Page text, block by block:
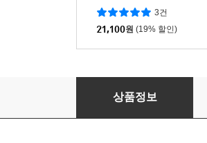
s for Violin Solo)
3건
21,100원 (19% 할인)
프랑스 관현악 명곡집
상품정보